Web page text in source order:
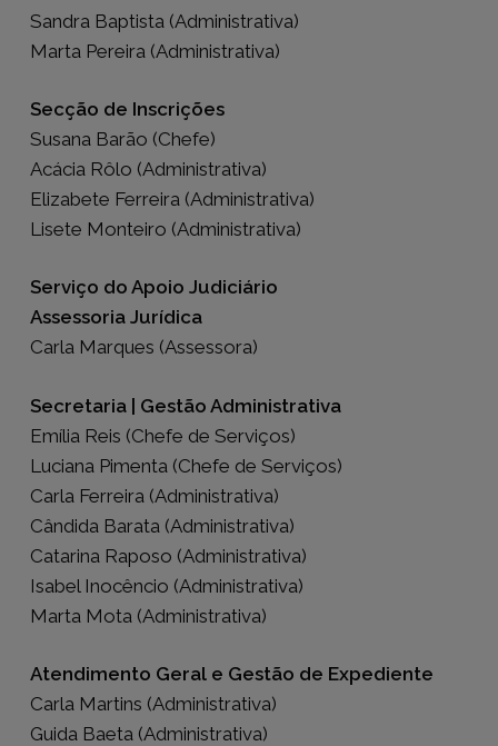
Sandra Baptista (Administrativa)
Marta Pereira (Administrativa)
Secção de Inscrições
Susana Barão (Chefe)
Acácia Rôlo (Administrativa)
Elizabete Ferreira (Administrativa)
Lisete Monteiro (Administrativa)
Serviço do Apoio Judiciário
Assessoria Jurídica
Carla Marques (Assessora)
Secretaria | Gestão Administrativa
Emília Reis (Chefe de Serviços)
Luciana Pimenta (Chefe de Serviços)
Carla Ferreira (Administrativa)
Cândida Barata (Administrativa)
Catarina Raposo (Administrativa)
Isabel Inocêncio (Administrativa)
Marta Mota (Administrativa)
Atendimento Geral e Gestão de Expediente
Carla Martins (Administrativa)
Guida Baeta (Administrativa)